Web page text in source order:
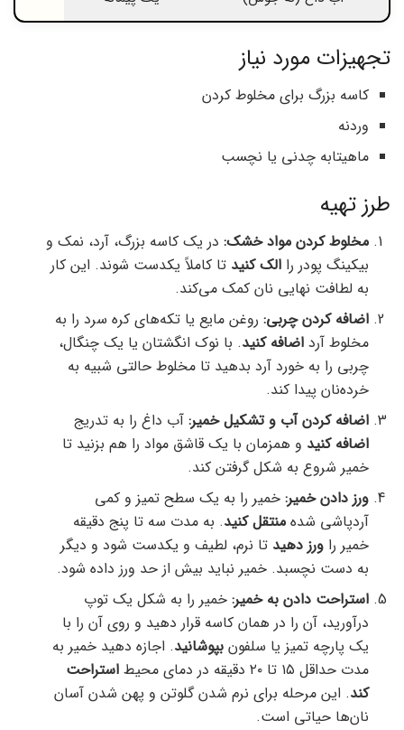
تجهیزات مورد نیاز
کاسه بزرگ برای مخلوط کردن
وردنه
ماهیتابه چدنی یا نچسب
طرز تهیه
مخلوط کردن مواد خشک: در یک کاسه بزرگ، آرد، نمک و
بیکینگ پودر را الک کنید تا کاملاً یکدست شوند. این کار
به لطافت نهایی نان کمک می‌کند.
اضافه کردن چربی: روغن مایع یا تکه‌های کره سرد را به
مخلوط آرد اضافه کنید. با نوک انگشتان یا یک چنگال،
چربی را به خورد آرد بدهید تا مخلوط حالتی شبیه به
خرده‌نان پیدا کند.
اضافه کردن آب و تشکیل خمیر: آب داغ را به تدریج
اضافه کنید و همزمان با یک قاشق مواد را هم بزنید تا
خمیر شروع به شکل گرفتن کند.
ورز دادن خمیر: خمیر را به یک سطح تمیز و کمی
آردپاشی شده منتقل کنید. به مدت سه تا پنج دقیقه
خمیر را ورز دهید تا نرم، لطیف و یکدست شود و دیگر
به دست نچسبد. خمیر نباید بیش از حد ورز داده شود.
استراحت دادن به خمیر: خمیر را به شکل یک توپ
درآورید، آن را در همان کاسه قرار دهید و روی آن را با
یک پارچه تمیز یا سلفون بپوشانید. اجازه دهید خمیر به
مدت حداقل ۱۵ تا ۲۰ دقیقه در دمای محیط
استراحت
کند. این مرحله برای نرم شدن گلوتن و پهن شدن آسان
نان‌ها حیاتی است.